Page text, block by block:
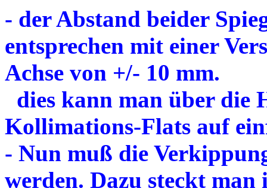
- der Abstand beider
entsprechen mit einer
Achse von +/- 10 mm.
dies kann man über die
Kollimations-Flats auf
- Nun muß die
werden. Dazu steckt